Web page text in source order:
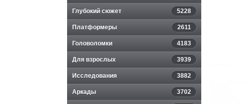
Глубокий сюжет 5228
Платформеры 2611
Головоломки 4183
Для взрослых 3939
Исследования 3882
Аркады 3702